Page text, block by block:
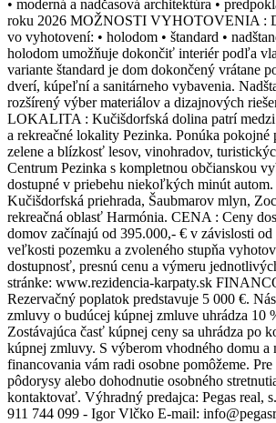
• moderná a nadčasová architektúra •
roku 2026 MOŽNOSTI VYHOTOVENIA :
vo vyhotovení: • holodom • štandard •
holodom umožňuje dokončiť interiér podľa
variante štandard je dom dokončený vrátane
dverí, kúpeľní a sanitárneho vybavenia.
rozšírený výber materiálov a dizajnových
LOKALITA : Kučišdorfská dolina patrí medzi
a rekreačné lokality Pezinka. Ponúka pokojné
zelene a blízkosť lesov, vinohradov,
Centrum Pezinka s kompletnou občianskou
dostupné v priebehu niekoľkých minút
Kučišdorfská priehrada, Šaubmarov mlyn,
rekreačná oblasť Harmónia. CENA : Ceny
domov začínajú od 395.000,- € v závislosti
veľkosti pozemku a zvoleného stupňa
dostupnosť, presnú cenu a výmeru
stránke: www.rezidencia-karpaty.sk
Rezervačný poplatok predstavuje 5 000 €.
zmluvy o budúcej kúpnej zmluve uhrádza 10
Zostávajúca časť kúpnej ceny sa uhrádza po
kúpnej zmluvy. S výberom vhodného domu a
financovania vám radi osobne pomôžeme.
pôdorysy alebo dohodnutie osobného
kontaktovať. Výhradný predajca: Pegas real,
911 744 099 - Igor Vlčko E-mail: